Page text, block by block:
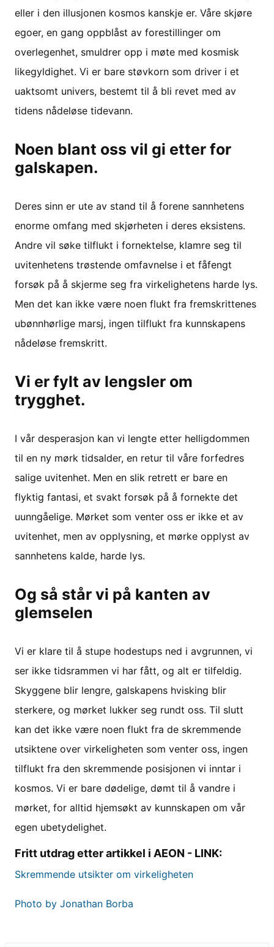
eller i den illusjonen kosmos kanskje er. Våre skjøre
egoer, en gang oppblåst av forestillinger om
overlegenhet, smuldrer opp i møte med kosmisk
likegyldighet. Vi er bare støvkorn som driver i et
uaktsomt univers, bestemt til å bli revet med av
tidens nådeløse tidevann.
Noen blant oss vil gi etter for
galskapen.
Deres sinn er ute av stand til å forene sannhetens
enorme omfang med skjørheten i deres eksistens.
Andre vil søke tilflukt i fornektelse, klamre seg til
uvitenhetens trøstende omfavnelse i et fåfengt
forsøk på å skjerme seg fra virkelighetens harde lys.
Men det kan ikke være noen flukt fra fremskrittenes
ubønnhørlige marsj, ingen tilflukt fra kunnskapens
nådeløse fremskritt.
Vi er fylt av lengsler om
trygghet.
I vår desperasjon kan vi lengte etter helligdommen
til en ny mørk tidsalder, en retur til våre forfedres
salige uvitenhet. Men en slik retrett er bare en
flyktig fantasi, et svakt forsøk på å fornekte det
uunngåelige. Mørket som venter oss er ikke et av
uvitenhet, men av opplysning, et mørke opplyst av
sannhetens kalde, harde lys.
Og så står vi på kanten av
glemselen
Vi er klare til å stupe hodestups ned i avgrunnen, vi
ser ikke tidsrammen vi har fått, og alt er tilfeldig.
Skyggene blir lengre, galskapens hvisking blir
sterkere, og mørket lukker seg rundt oss. Til slutt
kan det ikke være noen flukt fra de skremmende
utsiktene over virkeligheten som venter oss, ingen
tilflukt fra den skremmende posisjonen vi inntar i
kosmos. Vi er bare dødelige, dømt til å vandre i
mørket, for alltid hjemsøkt av kunnskapen om vår
egen ubetydelighet.
Fritt utdrag etter artikkel i AEON - LINK:
Skremmende utsikter om virkeligheten
Photo by Jonathan Borba